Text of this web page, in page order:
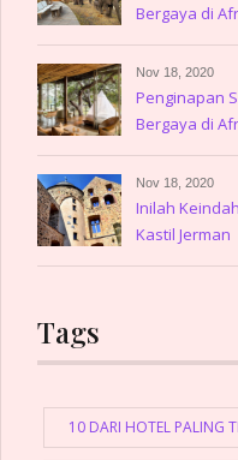
Bergaya di
Nov 18, 2020
Penginapan
Bergaya di
Nov 18, 2020
Inilah
Kastil Jerman
Tags
10 DARI HOTEL PALING